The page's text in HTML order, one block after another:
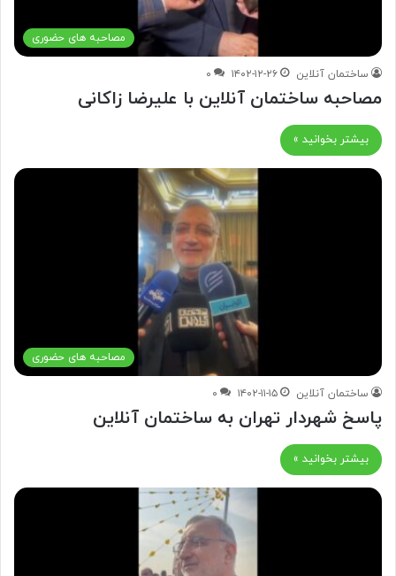
مصاحبه های حضوری
ساختمان آنلاین ۱۴۰۲-۱۲-۲۶ ۰
مصاحبه ساختمان آنلاین با علیرضا زاکانی
بیشتر بخوانید »
مصاحبه های حضوری
ساختمان آنلاین ۱۴۰۲-۱۱-۱۵ ۰
پاسخ شهردار تهران به ساختمان آنلاین
بیشتر بخوانید »